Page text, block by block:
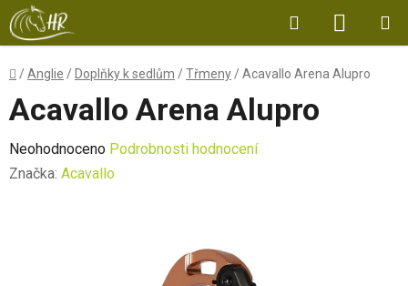
Přejít
na
obsah
Hledat
KOŠÍK
Domů
/Anglie / Doplňky k sedlům /Třmeny /Acavallo Arena Alupro
Acavallo Arena Alupro
Průměrné
hodnocení
Neohodnoceno Podrobnosti hodnocení
Značka: Acavallo